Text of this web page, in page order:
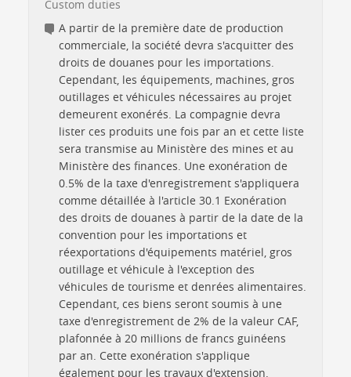
Custom duties
A partir de la première date de production
commerciale, la société devra s'acquitter des
droits de douanes pour les importations.
Cependant, les équipements, machines, gros
outillages et véhicules nécessaires au projet
demeurent exonérés. La compagnie devra
lister ces produits une fois par an et cette liste
sera transmise au Ministère des mines et au
Ministère des finances. Une exonération de
0.5% de la taxe d'enregistrement s'appliquera
comme détaillée à l'article 30.1 Exonération
des droits de douanes à partir de la date de la
convention pour les importations et
réexportations d'équipements matériel, gros
outillage et véhicule à l'exception des
véhicules de tourisme et denrées alimentaires.
Cependant, ces biens seront soumis à une
taxe d'enregistrement de 2% de la valeur CAF,
plafonnée à 20 millions de francs guinéens
par an. Cette exonération s'applique
également pour les travaux d'extension.